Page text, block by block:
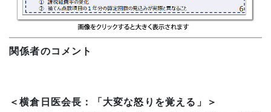
関係者のコメント
＜横倉日医会長：「大変な怒りを覚える」＞